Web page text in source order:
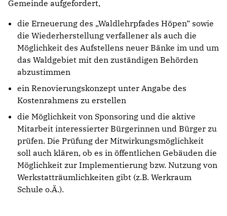
Gemeinde aufgefordert,
die Erneuerung des „Waldlehrpfades Höpen“ sowie
die Wiederherstellung verfallener als auch die
Möglichkeit des Aufstellens neuer Bänke im und um
das Waldgebiet mit den zuständigen Behörden
abzustimmen
ein Renovierungskonzept unter Angabe des
Kostenrahmens zu erstellen
die Möglichkeit von Sponsoring und die aktive
Mitarbeit interessierter Bürgerinnen und Bürger zu
prüfen. Die Prüfung der Mitwirkungsmöglichkeit
soll auch klären, ob es in öffentlichen Gebäuden die
Möglichkeit zur Implementierung bzw. Nutzung von
Werkstatträumlichkeiten gibt (z.B. Werkraum
Schule o.Ä.).